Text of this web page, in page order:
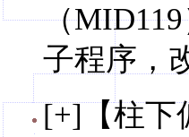
（
子程序，
[+]【柱下